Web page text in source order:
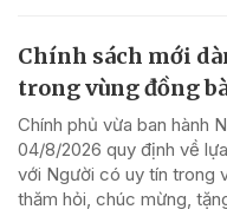
Chính sách mới
trong vùng đồng
Chính phủ vừa ban hành
04/8/2026 quy định về
với Người có uy tín trong
thăm hỏi, chúc mừng,